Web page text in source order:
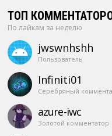
ТОП
По лайкам за неделю
jwswnhshh
Пользователь
Infiniti01
Серебряный
azure-​iwc
Золотой комментатор